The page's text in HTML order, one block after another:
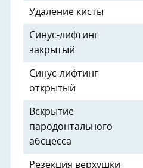
Удаление кисты
Синус-лифтинг
закрытый
Синус-лифтинг
открытый
Вскрытие
пародонтального
абсцесса
Резекция верхушки